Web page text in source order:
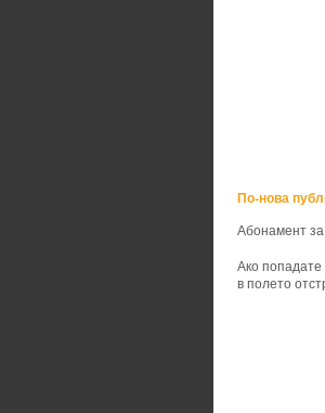
По-нова
Абонамент
Ако попадате
в полето